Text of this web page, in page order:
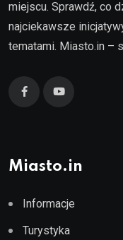
miejscu. Sprawdź, co
najciekawsze
tematami. Miasto.in –
Miasto.in
Informacje
Turystyka